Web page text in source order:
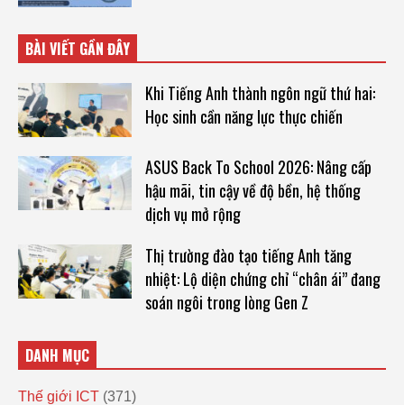
BÀI VIẾT GẦN ĐÂY
Khi Tiếng Anh thành ngôn ngữ thứ hai:
Học sinh cần năng lực thực chiến
ASUS Back To School 2026: Nâng cấp
hậu mãi, tin cậy về độ bền, hệ thống
dịch vụ mở rộng
Thị trường đào tạo tiếng Anh tăng
nhiệt: Lộ diện chứng chỉ “chân ái” đang
soán ngôi trong lòng Gen Z
DANH MỤC
Thế giới ICT (371)